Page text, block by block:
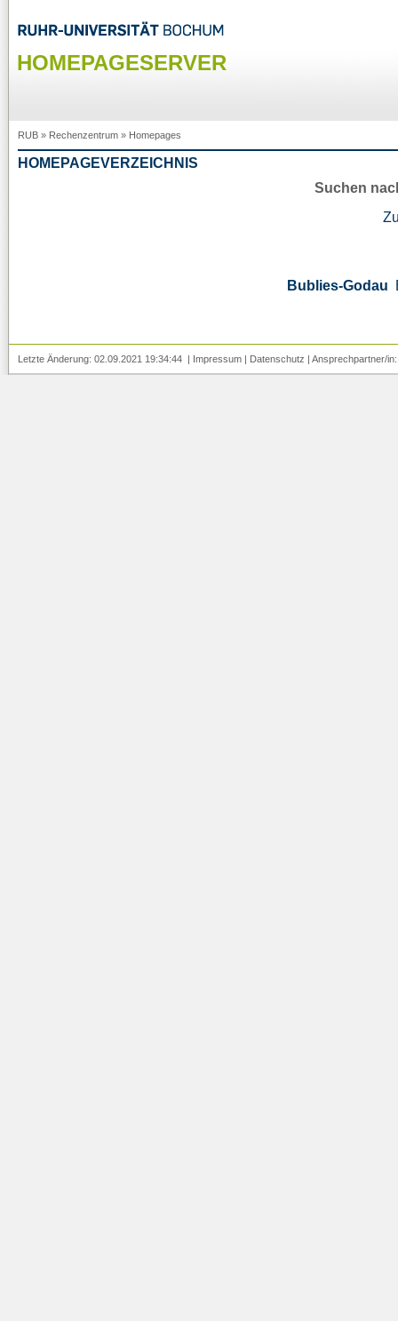
HOMEPAGESERVER
RUB » Rechenzentrum » Homepages
HOMEPAGEVERZEICHNIS
Suchen
Bublies-Godau
Letzte Änderung: 02.09.2021 19:34:44 | Impressum | Datenschutz | Ansprechpartner/